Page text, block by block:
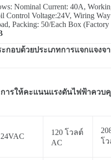
Nominal Current: 40A,
Control Voltage:24V, Wiring
Packing: 50/Each Box
กอบด้วยประเภทการแจกแจงจ
การให้คะแนนแรงดันไฟฟ้าควบ
24VAC
120 โวลต์
AC
โ